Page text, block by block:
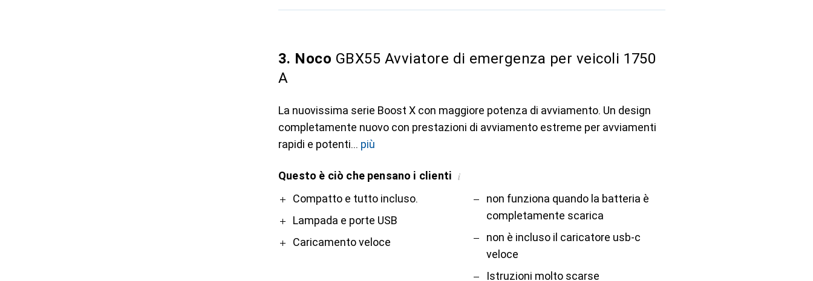
3. Noco GBX55 Avviatore di emergenza per veicoli 1750
A
La nuovissima serie Boost X con maggiore potenza di avviamento. Un design
completamente nuovo con prestazioni di avviamento estreme per avviamenti
rapidi e potenti
più
Questo è ciò che pensano i clienti i
ProCompatto e tutto incluso.
Lampada e porte USB
Caricamento veloce
Contro
non funziona quando la batteria è
completamente scarica
non è incluso il caricatore usb-c
veloce
Istruzioni molto scarse